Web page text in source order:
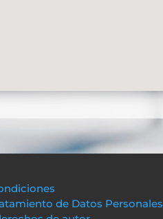
de Datos Personales